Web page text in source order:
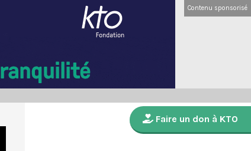
Contenu sponsorisé
Faire un don à KTO